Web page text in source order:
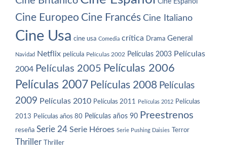
Cine Europeo Cine Francés Cine Italiano
Cine Usa cine usa Comedia crítica Drama General
Navidad Netflix película Películas 2002 Películas 2003 Películas
2004 Películas 2005 Películas 2006
Películas 2007 Películas 2008 Películas
2009 Películas 2010 Películas 2011 Películas 2012 Películas
2013 Películas años 80 Películas años 90 Preestrenos
reseña Serie 24 Serie Héroes Serie Pushing Daisies Terror
Thriller Thriller